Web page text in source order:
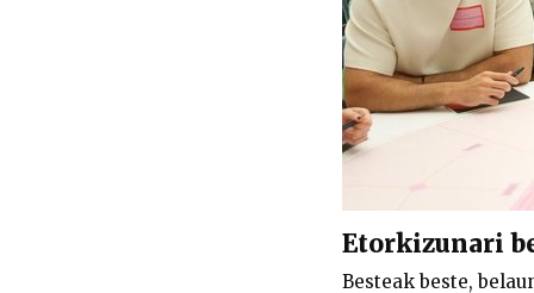
Etorkizunari
Besteak beste,